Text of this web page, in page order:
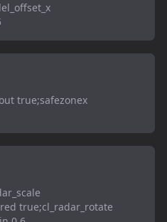
true;safezonex
true;cl_radar_rotate